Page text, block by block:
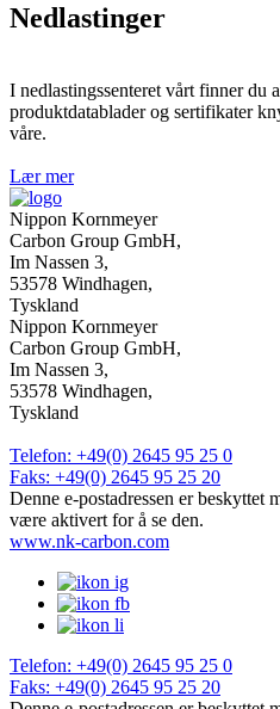
Nedlastinger
I nedlastingssenteret vårt finner du
produktdatablader og sertifikater
våre.
Lær mer
Nippon Kornmeyer
Carbon Group GmbH,
Im Nassen 3,
53578 Windhagen,
Tyskland
Nippon Kornmeyer
Carbon Group GmbH,
Im Nassen 3,
53578 Windhagen,
Tyskland
Telefon: +49(0) 2645 95 25 0
Faks: +49(0) 2645 95 25 20
Denne e-postadressen er beskyttet
være aktivert for å se den.
www.nk-carbon.com
Telefon: +49(0) 2645 95 25 0
Faks: +49(0) 2645 95 25 20